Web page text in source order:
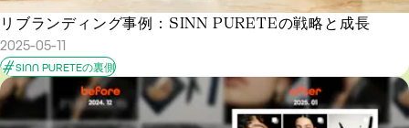
リブランディング事例：SINN PURETEの戦略と成長
2025-05-11
SINN PURETEの裏側